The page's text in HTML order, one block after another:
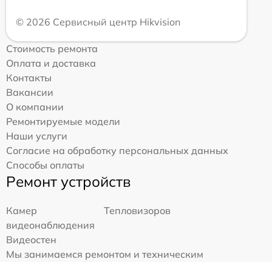
© 2026 Сервисный центр Hikvision
Стоимость ремонта
Оплата и доставка
Контакты
Вакансии
О компании
Ремонтируемые модели
Наши услуги
Согласие на обработку персональных данных
Способы оплаты
Ремонт устройств
Камер
видеонаблюдения
Тепловизоров
Видеостен
Мы занимаемся ремонтом и техническим